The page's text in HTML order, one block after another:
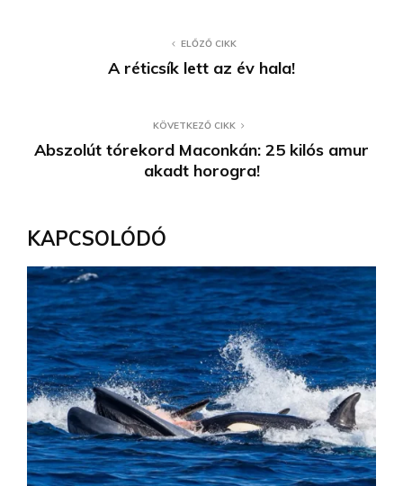
ELŐZŐ CIKK
A réticsík lett az év hala!
KÖVETKEZŐ CIKK
Abszolút tórekord Maconkán: 25 kilós amur
akadt horogra!
KAPCSOLÓDÓ